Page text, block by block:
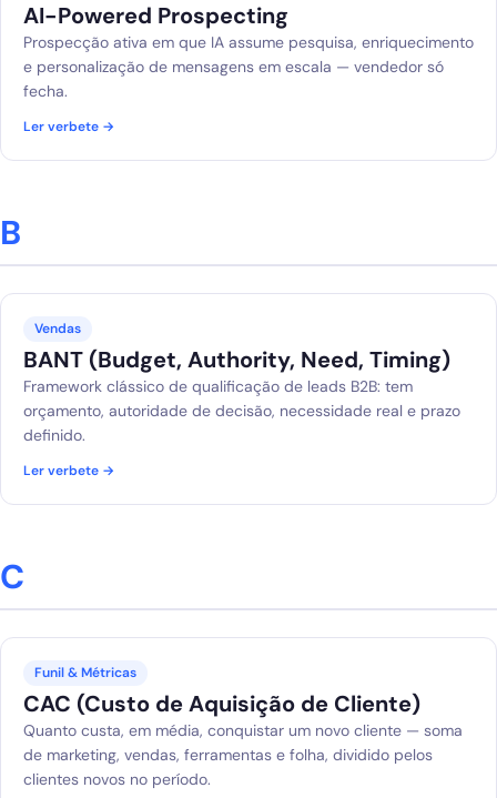
AI-Powered Prospecting
Prospecção ativa em que IA assume pesquisa, enriquecimento
e personalização de mensagens em escala — vendedor só
fecha.
Ler verbete →
B
Vendas
BANT (Budget, Authority, Need, Timing)
Framework clássico de qualificação de leads B2B: tem
orçamento, autoridade de decisão, necessidade real e prazo
definido.
Ler verbete →
C
Funil & Métricas
CAC (Custo de Aquisição de Cliente)
Quanto custa, em média, conquistar um novo cliente — soma
de marketing, vendas, ferramentas e folha, dividido pelos
clientes novos no período.